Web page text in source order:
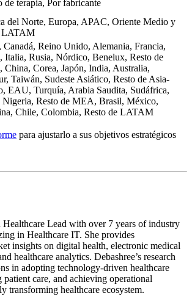
de terapia, Por fabricante
del Norte, Europa, APAC, Oriente Medio y
LATAM
Reino Unido, Alemania, Francia,
Italia, Rusia, Nórdico, Benelux, Resto de
China, Corea, Japón, India, Australia,
Taiwán, Sudeste Asiático, Resto de Asia-
EAU, Turquía, Arabia Saudita, Sudáfrica,
Nigeria, Resto de MEA, Brasil, México,
Chile, Colombia, Resto de LATAM
para ajustarlo a sus objetivos estratégicos
Healthcare Lead with over 7 years of industry
in Healthcare IT. She provides
insights on digital health, electronic medical
healthcare analytics. Debashree’s research
in adopting technology-driven healthcare
care, and achieving operational
transforming healthcare ecosystem.